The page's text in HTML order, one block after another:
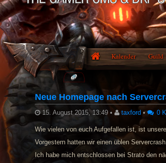
Kalender Guild
Neue Homepage nach
15. August 2015, 13:49 • taxford • 0
Wie vielen von euch Aufgefallen ist, ist
Vorgestern hatten wir einen üblen
Ich habe mich entschlossen bei Strato den